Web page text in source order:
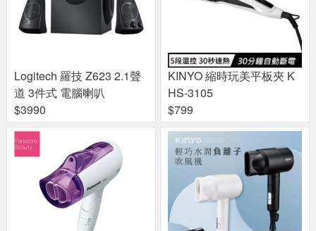
Logitech 羅技 Z623 2.1聲
道 3件式 電腦喇叭
$3990
KINYO 縮時玩美平板夾 K
HS-3105
$799